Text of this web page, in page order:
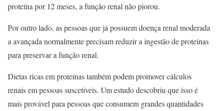
proteína por 12 meses, a função renal não piorou.
Por outro lado, as pessoas que já possuem doença renal moderada
a avançada normalmente precisam reduzir a ingestão de proteínas
para preservar a função renal.
Dietas ricas em proteínas também podem promover cálculos
renais em pessoas suscetíveis. Um estudo descobriu que isso é
mais provável para pessoas que consumem grandes quantidades